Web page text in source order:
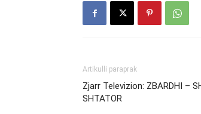
Artikulli paraprak
Zjarr Televizion: ZBARDHI –
SHTATOR